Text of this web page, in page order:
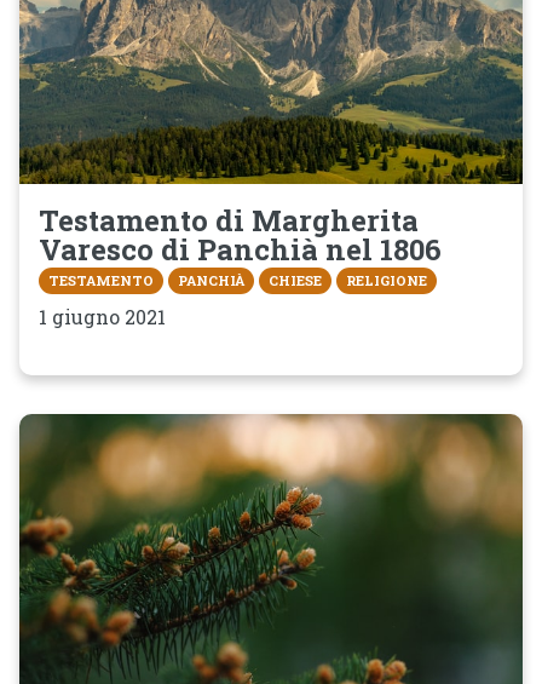
Testamento di Margherita
Varesco di Panchià nel 1806
TESTAMENTO PANCHIÀ CHIESE RELIGIONE
1 giugno 2021